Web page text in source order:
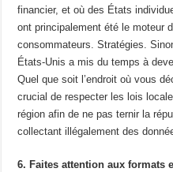
financier, et où des États
ont principalement été le moteur
consommateurs. Stratégies.
États-Unis a mis du temps à
Quel que soit l’endroit où vous
crucial de respecter les lois
région afin de ne pas ternir la
collectant illégalement des
6. Faites attention aux formats